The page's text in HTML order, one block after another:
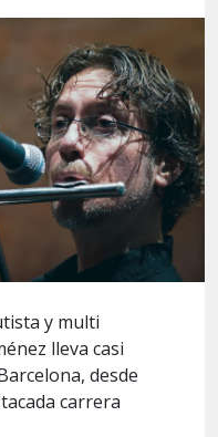
y multi
lleva casi
desde
carrera